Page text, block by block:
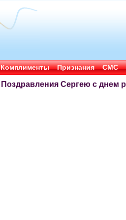
Комплименты Признания СМС
Поздравления Сергею с днем